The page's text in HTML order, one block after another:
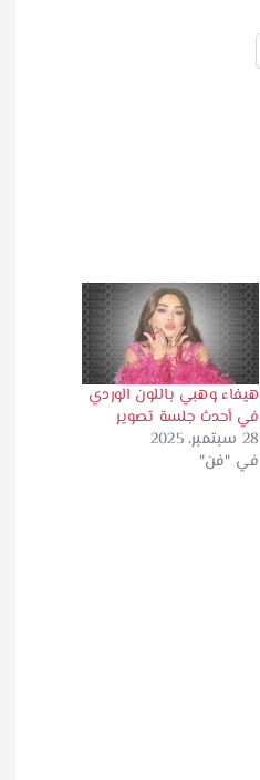
هيفاء وهبي باللون الوردي
في أحدث جلسة تصوير
28 سبتمبر، 2025
في "فن"